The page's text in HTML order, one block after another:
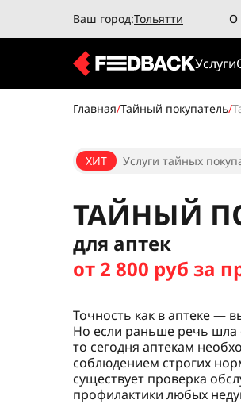
Ваш город:Тольятти О
Услуги
Главная/Тайный покупатель/
ХИТ Услуги тайных
ТАЙНЫЙ
для аптек
от 2 800 руб за
Точность как в аптеке —
Но если раньше речь шла
то сегодня аптекам
соблюдением строгих
существует проверка
профилактики любых